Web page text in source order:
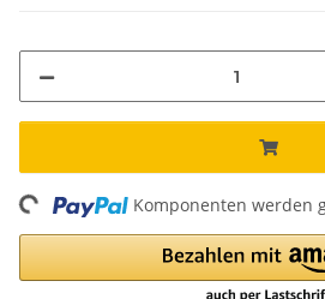
Komponenten werden